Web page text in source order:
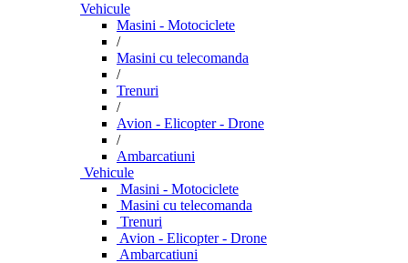
Vehicule
Masini - Motociclete
/
Masini cu telecomanda
/
Trenuri
/
Avion - Elicopter - Drone
/
Ambarcatiuni
Vehicule
Masini - Motociclete
Masini cu telecomanda
Trenuri
Avion - Elicopter - Drone
Ambarcatiuni